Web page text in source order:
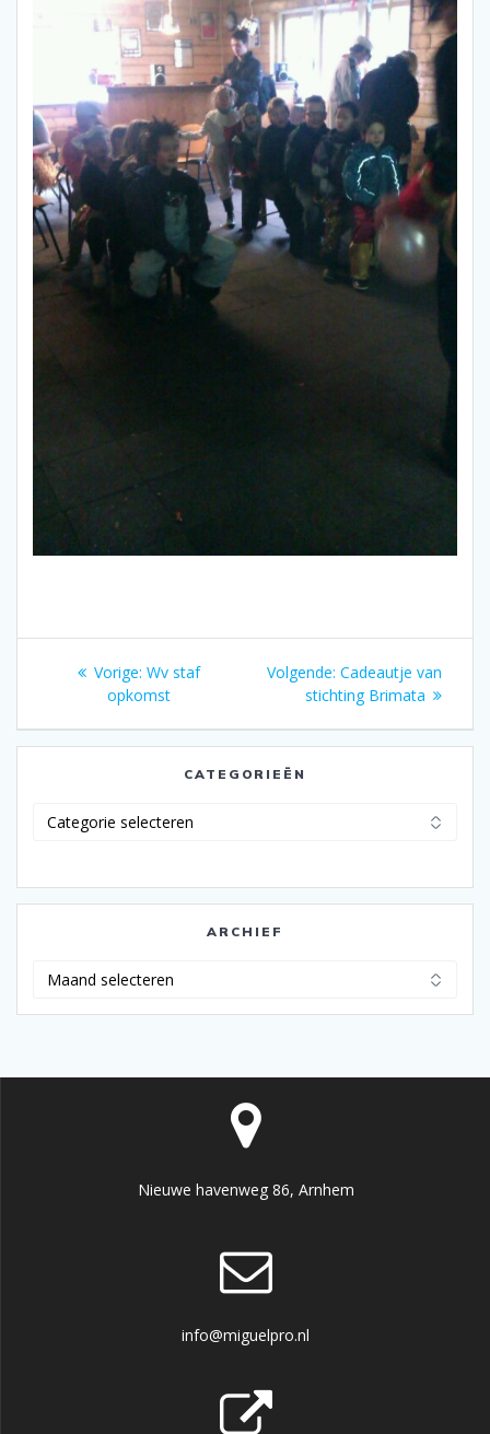
Bericht
navigatie
Vorige: Vorig
bericht:
Wv staf
opkomst
Volgende: Volgend
bericht:
Cadeautje van
stichting Brimata
CATEGORIEËN
ARCHIEF
Nieuwe havenweg 86, Arnhem
info@miguelpro.nl